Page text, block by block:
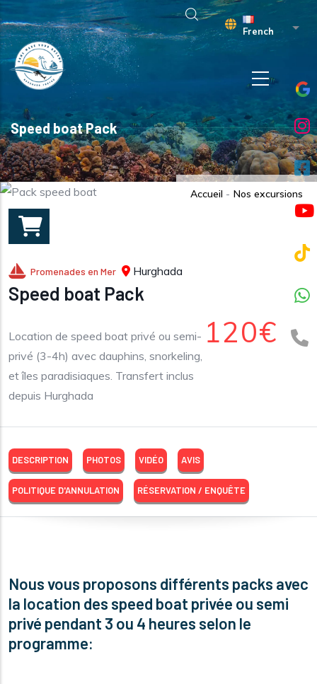
Aller au contenu principal
French
Speed boat Pack
Accueil - Nos excursions
Promenades en Mer Hurghada
Speed boat Pack
Location de speed boat privé ou semi-
privé (3-4h) avec dauphins, snorkeling,
et îles paradisiaques. Transfert inclus
depuis Hurghada
120€
DESCRIPTION PHOTOS VIDÉO AVIS
POLITIQUE D'ANNULATION RÉSERVATION / ENQUÊTE
Nous vous proposons différents packs avec
la location des speed boat privée ou semi
privé pendant 3 ou 4 heures selon le
programme: